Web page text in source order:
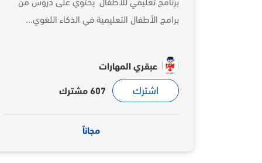
برامج الأطفال التعليمية في الذكاء اللغوي...
عبقري المهارات
اشترك 607 مشترك
مجاناً